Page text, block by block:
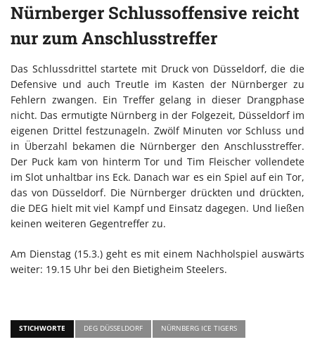
Nürnberger Schlussoffensive reicht
nur zum Anschlusstreffer
Das Schlussdrittel startete mit Druck von Düsseldorf, die die
Defensive und auch Treutle im Kasten der Nürnberger zu
Fehlern zwangen. Ein Treffer gelang in dieser Drangphase
nicht. Das ermutigte Nürnberg in der Folgezeit, Düsseldorf im
eigenen Drittel festzunageln. Zwölf Minuten vor Schluss und
in Überzahl bekamen die Nürnberger den Anschlusstreffer.
Der Puck kam von hinterm Tor und Tim Fleischer vollendete
im Slot unhaltbar ins Eck. Danach war es ein Spiel auf ein Tor,
das von Düsseldorf. Die Nürnberger drückten und drückten,
die DEG hielt mit viel Kampf und Einsatz dagegen. Und ließen
keinen weiteren Gegentreffer zu.
Am Dienstag (15.3.) geht es mit einem Nachholspiel auswärts
weiter: 19.15 Uhr bei den Bietigheim Steelers.
STICHWORTE DEG DÜSSELDORF NÜRNBERG ICE TIGERS